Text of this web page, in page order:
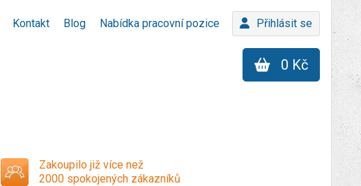
Kontakt Blog Nabídka pracovní pozice Přihlásit se
0 Kč
Zakoupilo již více než
2000 spokojených zákazníků